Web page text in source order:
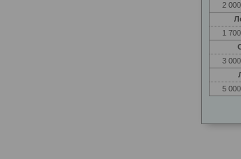
2
1
3
5